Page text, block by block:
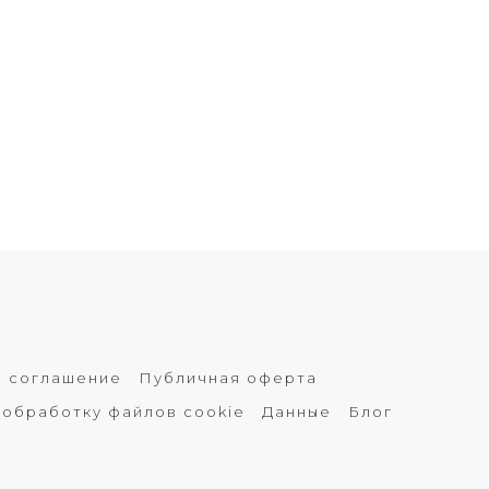
соглашение
Публичная оферта
файлов cookie Данные Блог